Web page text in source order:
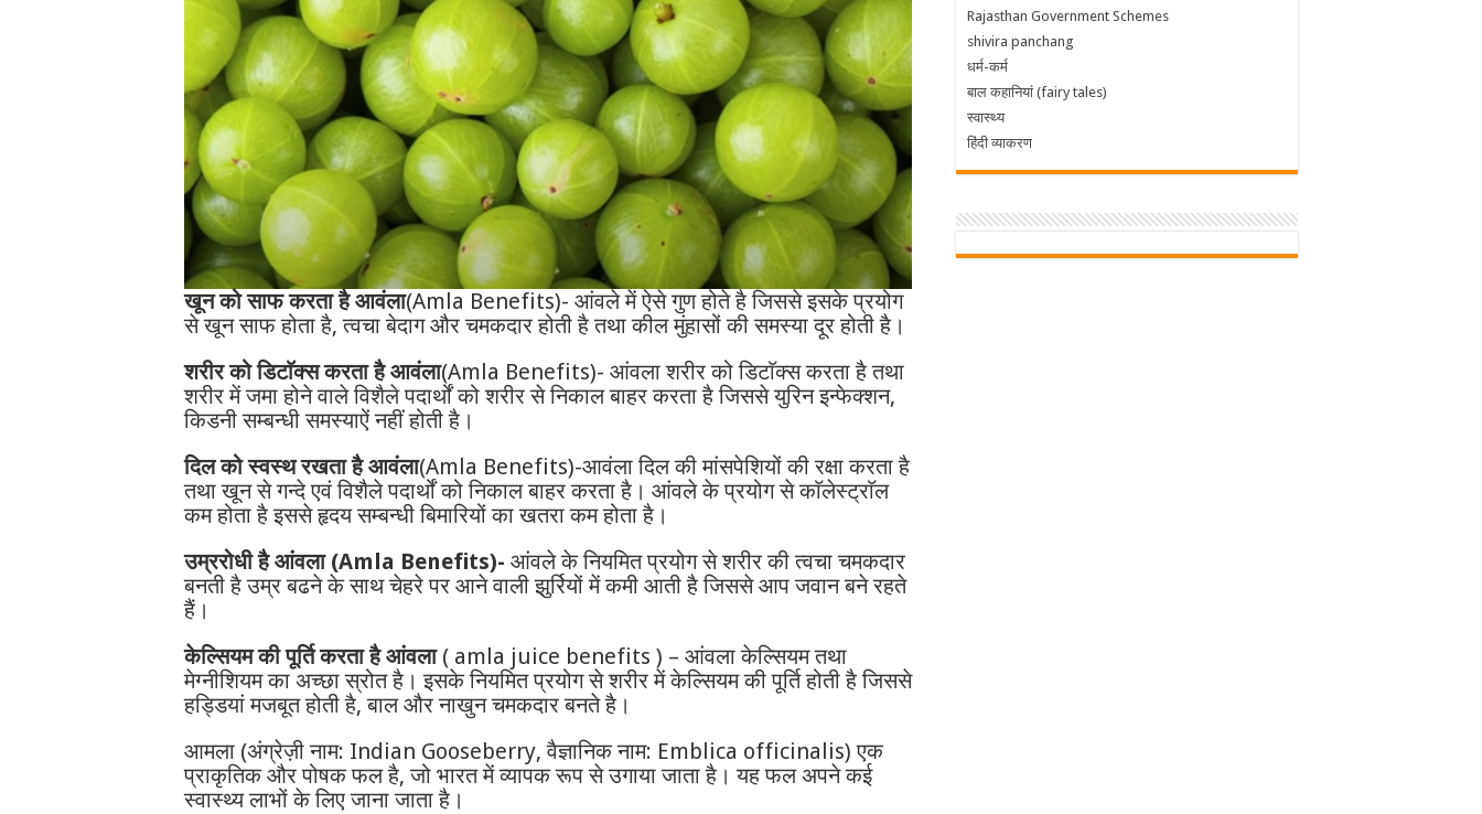
खून को साफ करता है आवंला(Amla Benefits)- आंवले में ऐसे गुण होते है जिससे इसके प्रयोग
से खून साफ होता है, त्वचा बेदाग और चमकदार होती है तथा कील मुंहासों की समस्या दूर होती है।
शरीर को डिटाॅक्स करता है आवंला(Amla Benefits)- आंवला शरीर को डिटाॅक्स करता है तथा
शरीर में जमा होने वाले विशैले पदार्थों को शरीर से निकाल बाहर करता है जिससे युरिन इन्फेक्शन,
किडनी सम्बन्धी समस्याऐं नहीं होती है।
दिल को स्वस्थ रखता है आवंला(Amla Benefits)-आवंला दिल की मांसपेशियों की रक्षा करता है
तथा खून से गन्दे एवं विशैले पदार्थों को निकाल बाहर करता है। आंवले के प्रयोग से काॅलेस्ट्राॅल
कम होता है इससे हृदय सम्बन्धी बिमारियों का खतरा कम होता है।
उम्ररोधी है आंवला (Amla Benefits)- आंवले के नियमित प्रयोग से शरीर की त्वचा चमकदार
बनती है उम्र बढने के साथ चेहरे पर आने वाली झुर्रियों में कमी आती है जिससे आप जवान बने रहते
हैं।
केल्सियम की पूर्ति करता है आंवला( amla juice benefits ) – आंवला केल्सियम तथा
मेग्नीशियम का अच्छा स्रोत है। इसके नियमित प्रयोग से शरीर में केल्सियम की पूर्ति होती है जिससे
हड्डियां मजबूत होती है, बाल और नाखुन चमकदार बनते है।
आमला (अंग्रेज़ी नाम: Indian Gooseberry, वैज्ञानिक नाम: Emblica officinalis) एक
प्राकृतिक और पोषक फल है, जो भारत में व्यापक रूप से उगाया जाता है। यह फल अपने कई
स्वास्थ्य लाभों के लिए जाना जाता है।
Rajasthan Government Schemes
shivira panchang
धर्म-कर्म
बाल कहानियां (fairy tales)
स्वास्थ्य
हिंदी व्याकरण